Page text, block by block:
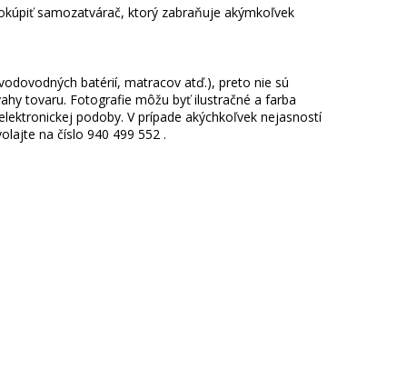
samozatvárač, ktorý zabraňuje akýmkoľvek
batérií, matracov atď.), preto nie sú
tovaru. Fotografie môžu byť ilustračné a farba
podoby. V prípade akýchkoľvek nejasností
na číslo 940 499 552 .